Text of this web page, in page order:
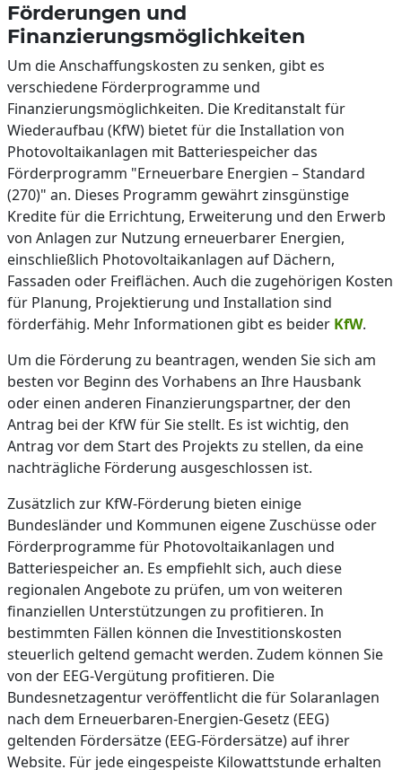
Förderungen und
Finanzierungsmöglichkeiten
Um die Anschaffungskosten zu senken, gibt es
verschiedene Förderprogramme und
Finanzierungsmöglichkeiten. Die Kreditanstalt für
Wiederaufbau (KfW) bietet für die Installation von
Photovoltaikanlagen mit Batteriespeicher das
Förderprogramm "Erneuerbare Energien – Standard
(270)" an. Dieses Programm gewährt zinsgünstige
Kredite für die Errichtung, Erweiterung und den Erwerb
von Anlagen zur Nutzung erneuerbarer Energien,
einschließlich Photovoltaikanlagen auf Dächern,
Fassaden oder Freiflächen. Auch die zugehörigen Kosten
für Planung, Projektierung und Installation sind
förderfähig. Mehr Informationen gibt es beider KfW.
Um die Förderung zu beantragen, wenden Sie sich am
besten vor Beginn des Vorhabens an Ihre Hausbank
oder einen anderen Finanzierungspartner, der den
Antrag bei der KfW für Sie stellt. Es ist wichtig, den
Antrag vor dem Start des Projekts zu stellen, da eine
nachträgliche Förderung ausgeschlossen ist.
Zusätzlich zur KfW-Förderung bieten einige
Bundesländer und Kommunen eigene Zuschüsse oder
Förderprogramme für Photovoltaikanlagen und
Batteriespeicher an. Es empfiehlt sich, auch diese
regionalen Angebote zu prüfen, um von weiteren
finanziellen Unterstützungen zu profitieren. In
bestimmten Fällen können die Investitionskosten
steuerlich geltend gemacht werden. Zudem können Sie
von der EEG-Vergütung profitieren. Die
Bundesnetzagentur veröffentlicht die für Solaranlagen
nach dem Erneuerbaren-Energien-Gesetz (EEG)
geltenden Fördersätze (EEG-Fördersätze) auf ihrer
Website. Für jede eingespeiste Kilowattstunde erhalten